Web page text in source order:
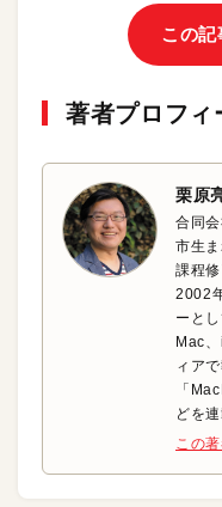
この記
著者プロフィ
栗原
合同
市生
課程
2002
ーと
Mac
ィア
「
どを連
この